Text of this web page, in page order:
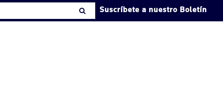
Suscríbete a nuestro Boletín